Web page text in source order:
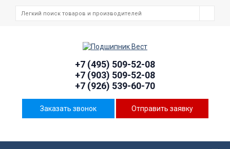
+7 (495) 509-52-08
+7 (903) 509-52-08
+7 (926) 539-60-70
Заказать звонок Отправить заявку